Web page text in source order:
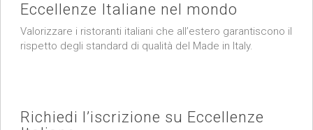
Eccellenze Italiane nel mondo
Valorizzare i ristoranti italiani che all’estero garantiscono il
rispetto degli standard di qualità del Made in Italy.
Richiedi l’iscrizione su Eccellenze